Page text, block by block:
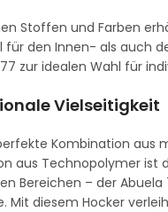
Stoffen und Farben
für den Innen- als auch
zur idealen Wahl für
Vielseitigkeit
Kombination aus
aus Technopolymer
Bereichen – der
Mit diesem Hocker